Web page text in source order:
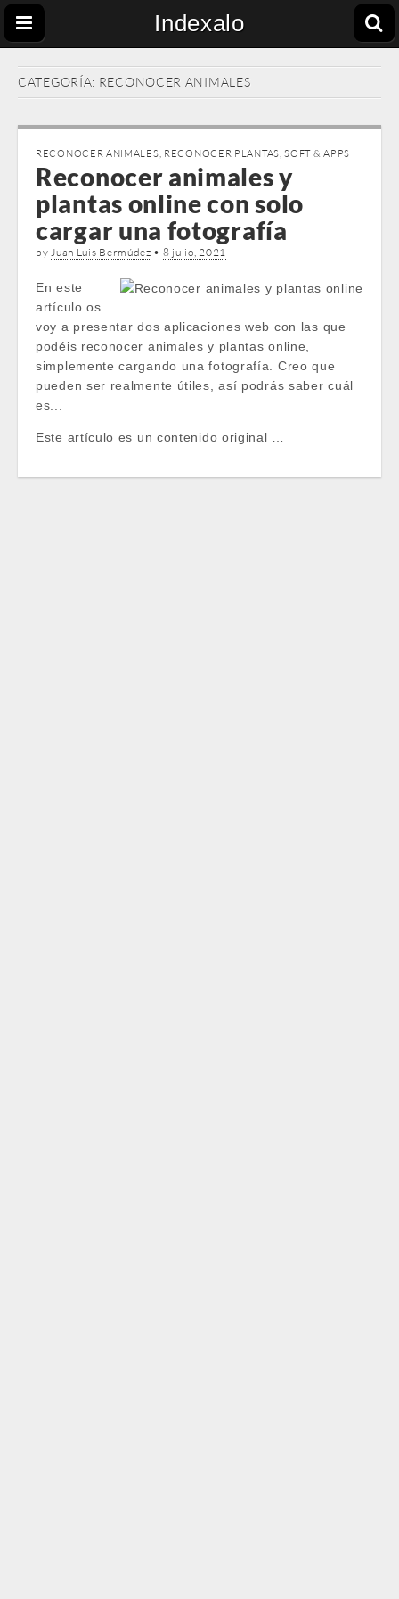
Indexalo
CATEGORÍA: RECONOCER ANIMALES
RECONOCER ANIMALES, RECONOCER PLANTAS,SOFT & APPS
Reconocer animales y
plantas online con solo
cargar una fotografía
byJuan Luis Bermúdez • 8 julio, 2021
En este
artículo os
voy a presentar dos aplicaciones web con las que
podéis reconocer animales y plantas online,
simplemente cargando una fotografía. Creo que
pueden ser realmente útiles, así podrás saber cuál
es...
Este artículo es un contenido original …